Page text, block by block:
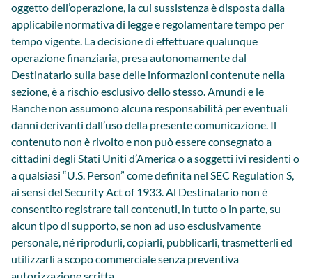
oggetto dell’operazione, la cui sussistenza è disposta dalla
applicabile normativa di legge e regolamentare tempo per
tempo vigente. La decisione di effettuare qualunque
operazione finanziaria, presa autonomamente dal
Destinatario sulla base delle informazioni contenute nella
sezione, è a rischio esclusivo dello stesso. Amundi e le
Banche non assumono alcuna responsabilità per eventuali
danni derivanti dall’uso della presente comunicazione. Il
contenuto non è rivolto e non può essere consegnato a
cittadini degli Stati Uniti d’America o a soggetti ivi residenti o
a qualsiasi “U.S. Person” come definita nel SEC Regulation S,
ai sensi del Security Act of 1933. Al Destinatario non è
consentito registrare tali contenuti, in tutto o in parte, su
alcun tipo di supporto, se non ad uso esclusivamente
personale, né riprodurli, copiarli, pubblicarli, trasmetterli ed
utilizzarli a scopo commerciale senza preventiva